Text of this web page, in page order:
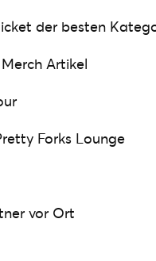
der besten
Artikel
Forks Lounge
vor Ort